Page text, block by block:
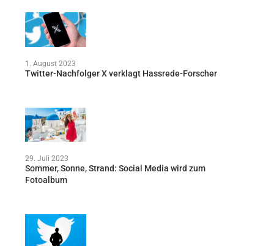
1. August 2023
Twitter-Nachfolger X verklagt Hassrede-Forscher
29. Juli 2023
Sommer, Sonne, Strand: Social Media wird zum
Fotoalbum